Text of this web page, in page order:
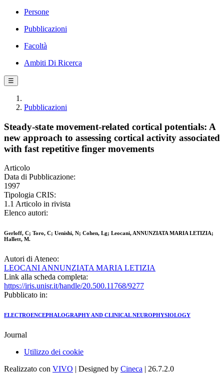
Persone
Pubblicazioni
Facoltà
Ambiti Di Ricerca
☰
Pubblicazioni
Steady-state movement-related cortical potentials: A
new approach to assessing cortical activity associated
with fast repetitive finger movements
Articolo
Data di Pubblicazione:
1997
Tipologia CRIS:
1.1 Articolo in rivista
Elenco autori:
Gerloff, C; Toro, C; Uenishi, N; Cohen, Lg; Leocani, ANNUNZIATA MARIA LETIZIA;
Hallett, M.
Autori di Ateneo:
LEOCANI ANNUNZIATA MARIA LETIZIA
Link alla scheda completa:
https://iris.unisr.it/handle/20.500.11768/9277
Pubblicato in:
ELECTROENCEPHALOGRAPHY AND CLINICAL NEUROPHYSIOLOGY
Journal
Utilizzo dei cookie
Realizzato con VIVO | Designed by Cineca | 26.7.2.0